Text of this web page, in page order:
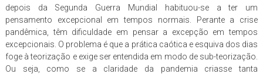
depois da Segunda Guerra Mundial habituou-se a ter um
pensamento excepcional em tempos normais. Perante a crise
pandêmica, têm dificuldade em pensar a excepção em tempos
excepcionais. O problema é que a prática caótica e esquiva dos dias
foge à teorização e exige ser entendida em modo de sub-teorização.
Ou seja, como se a claridade da pandemia criasse tanta